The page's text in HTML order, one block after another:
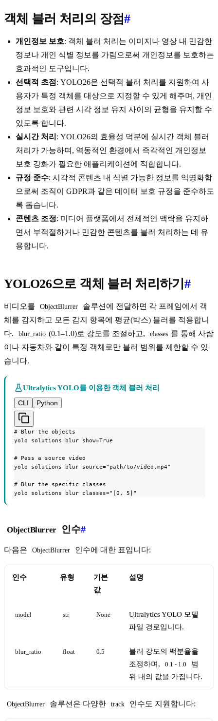
객체 블러 처리의 장점#
개인정보 보호: 객체 블러 처리는 이미지나 영상 내 민감한
정보나 개인 식별 정보를 가림으로써 개인정보를 보호하는
효과적인 도구입니다.
선택적 초점 : YOLO26은 선택적 블러 처리를 지원하여 사
용자가 특정 객체를 대상으로 지정할 수 있게 해주며, 개인
정보 보호와 관련 시각 정보 유지 사이의 균형을 유지할 수
있도록 합니다.
실시간 처리 : YOLO26의 효율성 덕분에 실시간 객체 블러
처리가 가능하며, 역동적인 환경에서 즉각적인 개인정보
보호 강화가 필요한 애플리케이션에 적합합니다.
규정 준수: 시각적 콘텐츠 내 식별 가능한 정보를 익명화함
으로써 조직이 GDPR과 같은 데이터 보호 규정을 준수하도
록 돕습니다.
콘텐츠 조정: 미디어 플랫폼에서 전체적인 맥락을 유지하
면서 부적절하거나 민감한 콘텐츠를 블러 처리하는 데 유
용합니다.
YOLO26으로 객체 블러 처리하기 #
비디오를 ObjectBlurrer
솔루션에 전달하면 각 프레임에서 객
체를 감지하고 모든 감지 항목에 평균(박스) 블러를 적용합니
다.
blur_ratio (0.1–1.0)로 강도를 조절하고, classes 를 통해 사람
이나 자동차와 같이 특정 객체로만 블러 범위를 제한할 수 있
습니다.
Ultralytics YOLO를 이용한 객체 블러 처리
CLI
Python
# Blur the objects
yolo solutions blur show=True
# Pass a source video
yolo solutions blur source="path/to/video.mp4"
# Blur the specific classes
yolo solutions blur classes="[0, 5]"
ObjectBlurrer 인수#
다음은 ObjectBlurrer 인수에 대한 표입니다:
인수 유형
기본
값
설명
model str None
Ultralytics YOLO 모델
파일 경로입니다.
blur_ratio float 0.5
블러 강도의 백분율을
조정하며,
0.1 - 1.0
범
위 내의 값을 가집니다.
ObjectBlurrer 솔루션은 다양한 track 인수도 지원합니다: